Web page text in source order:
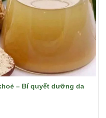
– Bí quyết dưỡng da